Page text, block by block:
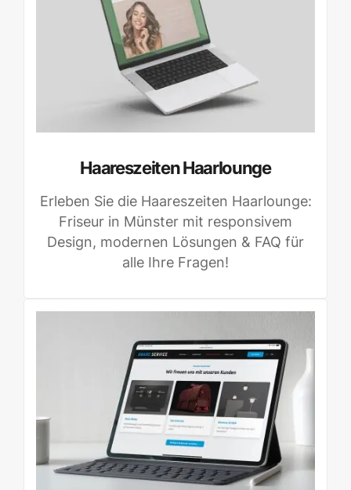
Haareszeiten Haarlounge
Erleben Sie die Haareszeiten Haarlounge:
Friseur in Münster mit responsivem
Design, modernen Lösungen & FAQ für
alle Ihre Fragen!